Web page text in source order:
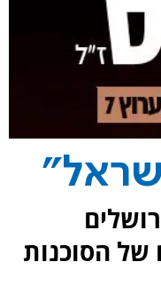
של הסוכנות